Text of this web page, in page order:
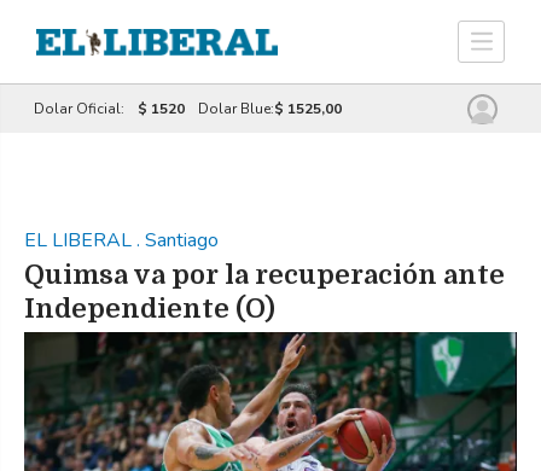
Dolar Oficial: $ 1520 Dolar Blue:$ 1525,00
EL LIBERAL. Santiago
Quimsa va por la recuperación ante
Independiente (O)